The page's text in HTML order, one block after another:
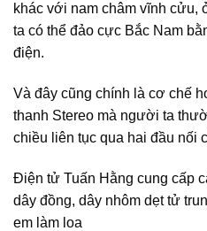
khác với nam châm vĩnh cửu,
ta có thể đảo cực Bắc Nam
điện.
Và đây cũng chính là cơ chế
thanh Stereo mà người ta
chiều liên tục qua hai đầu nối
Điện tử Tuấn Hằng cung cấp
dây đồng, dây nhôm dẹt tử
em làm loa